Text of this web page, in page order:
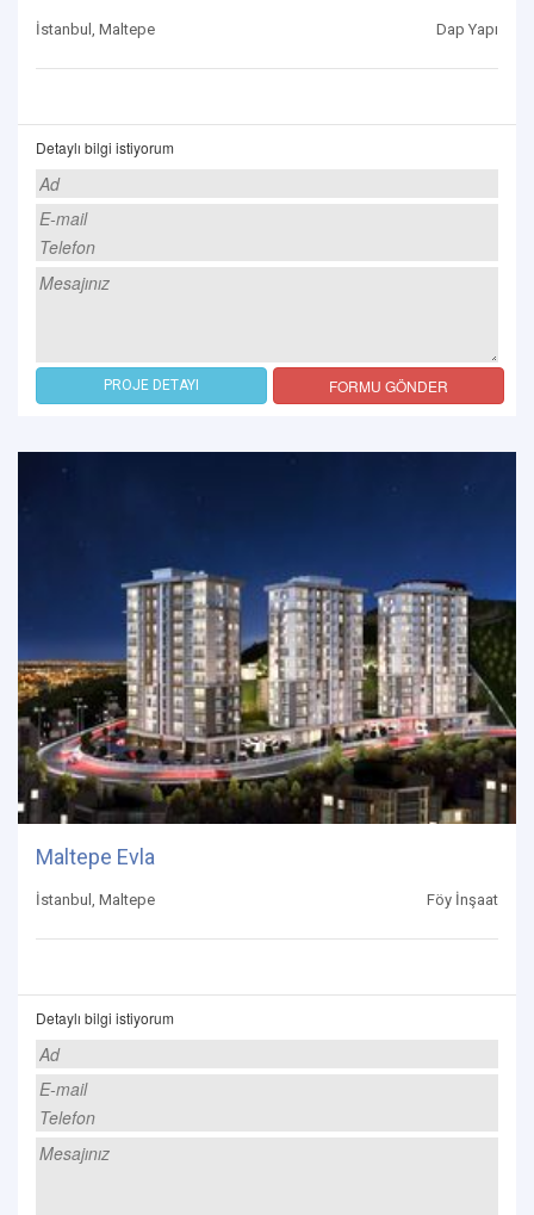
İstanbul, Maltepe Dap Yapı
Detaylı bilgi istiyorum
PROJE DETAYI FORMU GÖNDER
Maltepe Evla
İstanbul, Maltepe Föy İnşaat
Detaylı bilgi istiyorum